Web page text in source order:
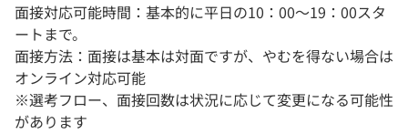
面接対応可能時間：基本的に平日の10：00～19：00スタ
ートまで。
面接方法：面接は基本は対面ですが、やむを得ない場合は
オンライン対応可能
※選考フロー、面接回数は状況に応じて変更になる可能性
があります